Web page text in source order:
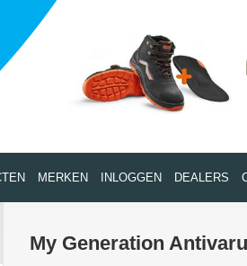
MERKEN INLOGGEN DEALERS
My Generation